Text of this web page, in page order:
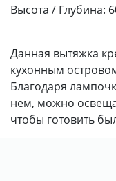
Высота / Глубина:
Данная вытяжка
кухонным
Благодаря
нем, можно
чтобы готовить